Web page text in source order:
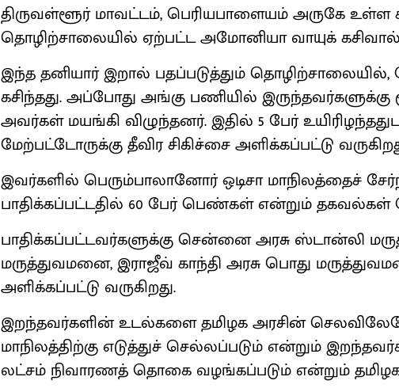
திருவள்ளூர் மாவட்டம், பெரியபாளையம் அருகே உள்ள
தொழிற்சாலையில் ஏற்பட்ட அமோனியா வாயுக்
இந்த தனியார் இறால் பதப்படுத்தும் தொழிற்சாலையில்,
கசிந்தது. அப்போது அங்கு பணியில்
அவர்கள் மயங்கி விழுந்தனர். இதில் 5 பேர்
மேற்பட்டோருக்கு தீவிர சிகிச்சை அளிக்கப்பட்டு
இவர்களில் பெரும்பாலானோர் ஒடிசா மாநிலத்தைச்
பாதிக்கப்பட்டதில் 60 பேர் பெண்கள் என்றும் தகவல்கள்
பாதிக்கப்பட்டவர்களுக்கு சென்னை அரசு ஸ்டான்லி
மருத்துவமனை, இராஜீவ் காந்தி அரசு பொது
அளிக்கப்பட்டு வருகிறது.
இறந்தவர்களின் உடல்களை தமிழக அரசின்
மாநிலத்திற்கு எடுத்துச் செல்லப்படும் என்றும்
லட்சம் நிவாரணத் தொகை வழங்கப்படும் என்றும் தமிழக